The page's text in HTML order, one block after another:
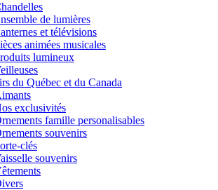
de lumières
et télévisions
animées musicales
lumineux
du Québec et du Canada
exclusivités
famille personalisables
souvenirs
clés
souvenirs